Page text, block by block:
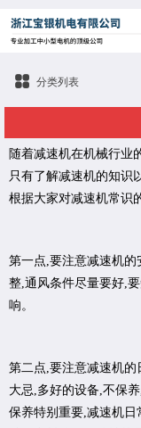
分类列表
随着减速机在机械行业
只有了解减速机的知识
根据大家对减速机常识
第一点,要注意减速机
整,通风条件尽量要好,
响。
第二点,要注意减速机
大忌,多好的设备,不保
保养特别重要,减速机